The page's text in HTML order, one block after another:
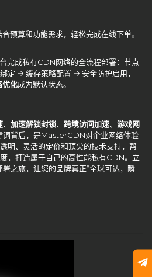
预算和功能需求，轻松完成在线下单。
完成私有CDN网络的全流程部署：节点
定 → 缓存策略配置 → 安全防护启用，
优化成为默认状态。
、加速解锁封锁、 跨境访问加速、游戏网
词背后，是MasterCDN对企业网络体验
明、灵活的定价和顶尖的技术支持，帮
，打造属于自己的高性能私有CDN。立
之旅，让您的品牌真正“全球可达，瞬